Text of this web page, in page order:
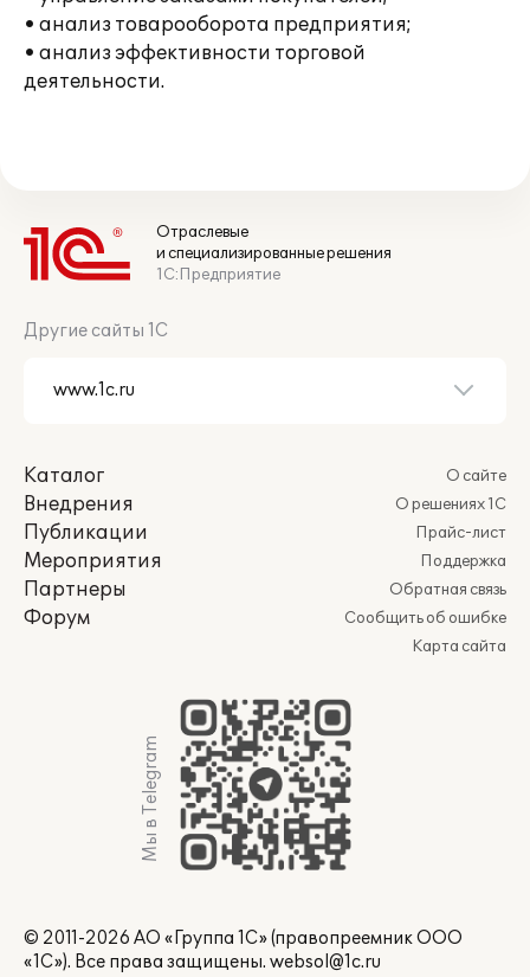
• анализ товарооборота предприятия;
• анализ эффективности торговой
деятельности.
Отраслевые
и специализированные решения
1С:Предприятие
Другие сайты 1С
Каталог
Внедрения
Публикации
Мероприятия
Партнеры
Форум
О сайте
О решениях 1С
Прайс-лист
Поддержка
Обратная связь
Сообщить об ошибке
Карта сайта
Мы в Telegram
© 2011-2026 АО «Группа 1С» (правопреемник ООО
«1С»). Все права защищены. websol@1c.ru